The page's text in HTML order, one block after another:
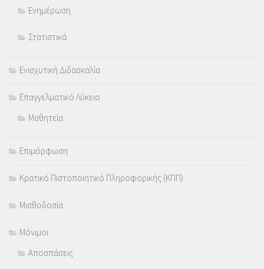
Ενημέρωση
Στατιστικά
Ενισχυτική Διδασκαλία
Επαγγελματικό Λύκειο
Μαθητεία
Επιμόρφωση
Κρατικό Πιστοποιητικό Πληροφορικής (ΚΠΠ)
Μισθοδοσία
Μόνιμοι
Αποσπάσεις